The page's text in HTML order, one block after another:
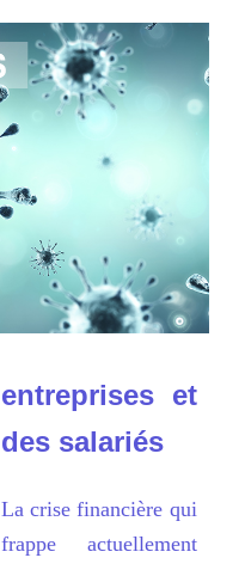
entreprises et
des salariés
La crise financière qui
frappe actuellement